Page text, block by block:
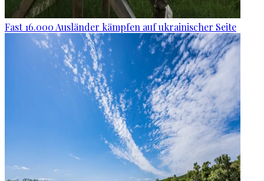
Fast 16.000 Ausländer kämpfen auf ukrainischer Seite